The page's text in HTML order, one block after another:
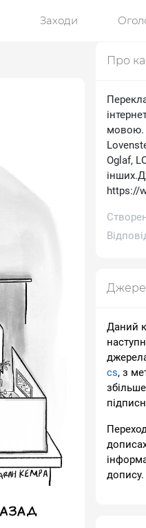
Заходи
Про
мовою.
Oglaf,
https://
Даний
cs, з
допису.